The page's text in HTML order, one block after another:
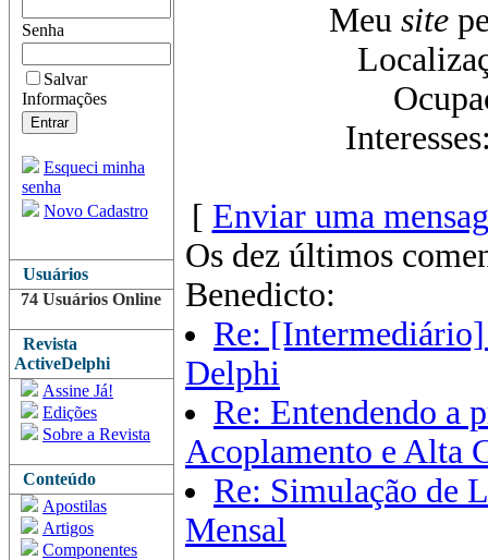
Senha
Salvar
Informações
Esqueci minha
senha
Novo Cadastro
Usuários
74 Usuários Online
Revista
ActiveDelphi
Assine Já!
Edições
Sobre a Revista
Conteúdo
Apostilas
Artigos
Componentes
Meu site
[ Enviar uma
Os dez últimos
Benedicto:
Re:
Delphi
Re: Entendendo a
Acoplamento e Alta
Re: Simulação de
Mensal